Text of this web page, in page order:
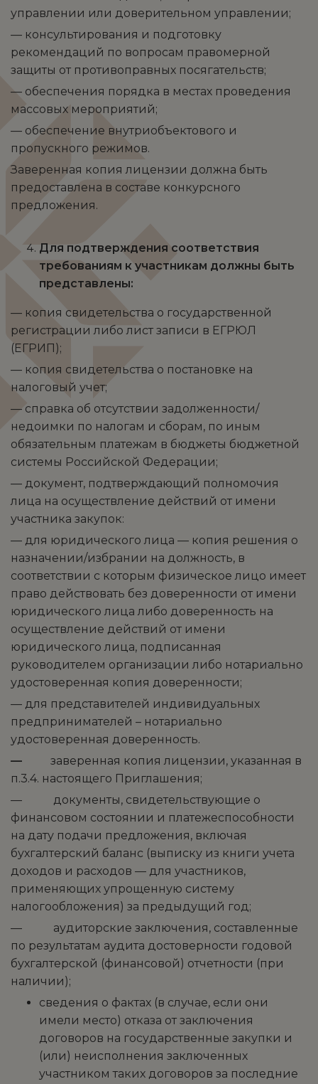
управлении или доверительном управлении;
— консультирования и подготовку
рекомендаций по вопросам правомерной
защиты от противоправных посягательств;
— обеспечения порядка в местах проведения
массовых мероприятий;
— обеспечение внутриобъектового и
пропускного режимов.
Заверенная копия лицензии должна быть
предоставлена в составе конкурсного
предложения.
Для подтверждения соответствия
требованиям к участникам должны быть
представлены:
— копия свидетельства о государственной
регистрации либо лист записи в ЕГРЮЛ
(ЕГРИП);
— копия свидетельства о постановке на
налоговый учет;
— справка об отсутствии задолженности/
недоимки по налогам и сборам, по иным
обязательным платежам в бюджеты бюджетной
системы Российской Федерации;
— документ, подтверждающий полномочия
лица на осуществление действий от имени
участника закупок:
— для юридического лица — копия решения о
назначении/избрании на должность, в
соответствии с которым физическое лицо имеет
право действовать без доверенности от имени
юридического лица либо доверенность на
осуществление действий от имени
юридического лица, подписанная
руководителем организации либо нотариально
удостоверенная копия доверенности;
— для представителей индивидуальных
предпринимателей – нотариально
удостоверенная доверенность.
— заверенная копия лицензии, указанная в
п.3.4. настоящего Приглашения;
— документы, свидетельствующие о
финансовом состоянии и платежеспособности
на дату подачи предложения, включая
бухгалтерский баланс (выписку из книги учета
доходов и расходов — для участников,
применяющих упрощенную систему
налогообложения) за предыдущий год;
— аудиторские заключения, составленные
по результатам аудита достоверности годовой
бухгалтерской (финансовой) отчетности (при
наличии);
сведения о фактах (в случае, если они
имели место) отказа от заключения
договоров на государственные закупки и
(или) неисполнения заключенных
участником таких договоров за последние